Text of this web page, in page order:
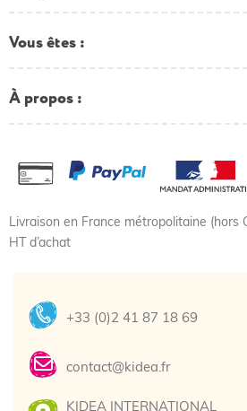
Vous êtes
À propos
Livraison en France métropolitaine (hors
HT d’achat
+33 (0)2 41 87 18 69
contact@kidea.fr
KIDEA INTERNATIONAL